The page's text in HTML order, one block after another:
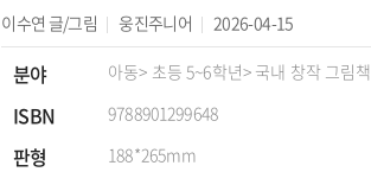
이수연 글/그림 웅진주니어 2026-04-15
분야 아동> 초등 5~6학년> 국내 창작 그림책
ISBN 9788901299648
판형 188*265mm